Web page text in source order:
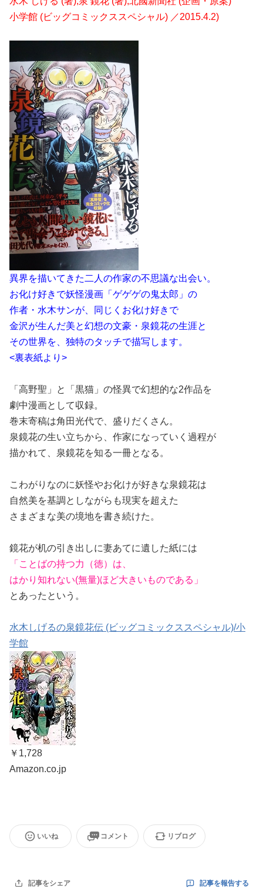
小学館 (ビッグコミックススペシャル) ／2015.4.2)
異界を描いてきた二人の作家の不思議な出会い。
お化け好きで妖怪漫画「ゲゲゲの鬼太郎」の
作者・水木サンが、同じくお化け好きで
金沢が生んだ美と幻想の文豪・泉鏡花の生涯と
その世界を、独特のタッチで描写します。
<裏表紙より>
「高野聖」と「黒猫」の怪異で幻想的な2作品を
劇中漫画として収録。
巻末寄稿は角田光代で、盛りだくさん。
泉鏡花の生い立ちから、作家になっていく過程が
描かれて、泉鏡花を知る一冊となる。
こわがりなのに妖怪やお化けが好きな泉鏡花は
自然美を基調としながらも現実を超えた
さまざまな美の境地を書き続けた。
鏡花が机の引き出しに妻あてに遺した紙には
「ことばの持つ力（徳）は、
はかり知れない(無量)ほど大きいものである」
とあったという。
水木しげるの泉鏡花伝 (ビッグコミックススペシャル)/小
学館
￥1,728
Amazon.co.jp
いいね コメント リブログ
記事をシェア 記事を報告する